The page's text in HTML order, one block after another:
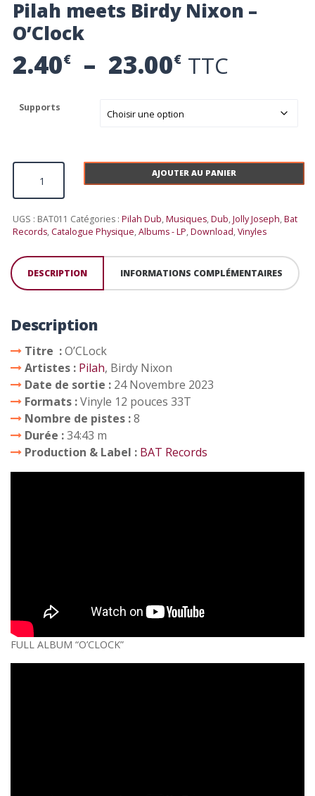
Pilah meets Birdy Nixon –
O’Clock
2.40€ – 23.00€Plage de
TTC
Supports
quantité de Pilah meets Birdy Nixon - O'Clock
AJOUTER AU PANIER
UGS : BAT011 Catégories : Pilah Dub,Musiques,Dub,Jolly Joseph,Bat
Records, Catalogue Physique,Albums - LP,Download,Vinyles
DESCRIPTION INFORMATIONS COMPLÉMENTAIRES
Description
Titre :O’CLock
Artistes : Pilah, Birdy Nixon
Date de sortie : 24 Novembre 2023
Formats :Vinyle 12 pouces 33T
Nombre de pistes :8
Durée :34:43 m
Production & Label : BAT Records
FULL ALBUM “O’CLOCK”